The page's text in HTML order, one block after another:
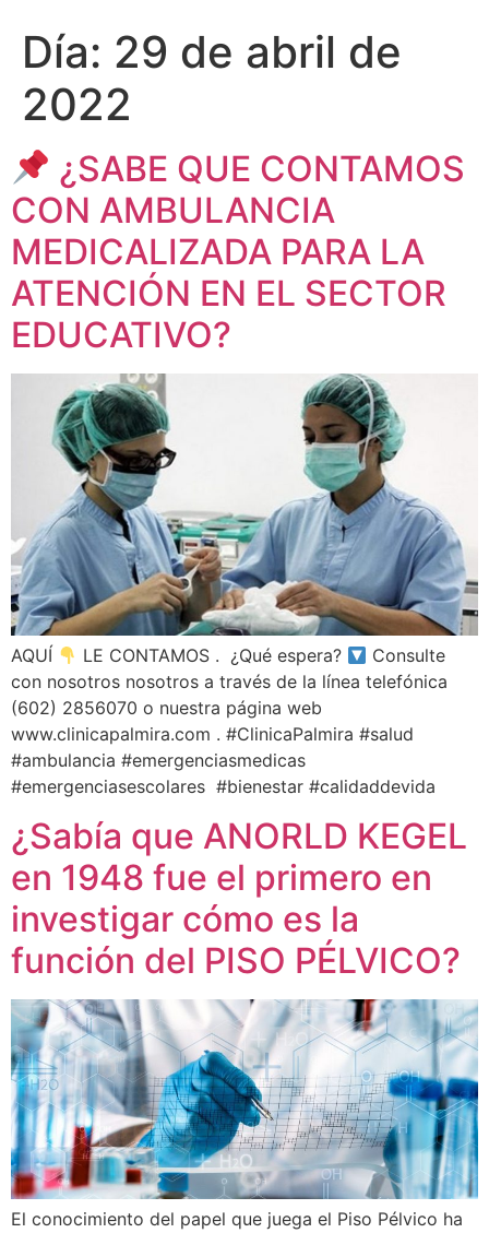
Día: 29 de abril de
2022
¿SABE QUE CONTAMOS
CON AMBULANCIA
MEDICALIZADA PARA LA
ATENCIÓN EN EL SECTOR
EDUCATIVO?
AQUÍ LE CONTAMOS . ¿Qué espera?
Consulte
con nosotros nosotros a través de la línea telefónica
(602) 2856070 o nuestra página web
www.clinicapalmira.com . #ClinicaPalmira #salud
#ambulancia #emergenciasmedicas
#emergenciasescolares #bienestar #calidaddevida
¿Sabía que ANORLD KEGEL
en 1948 fue el primero en
investigar cómo es la
función del PISO PÉLVICO?
El conocimiento del papel que juega el Piso Pélvico ha